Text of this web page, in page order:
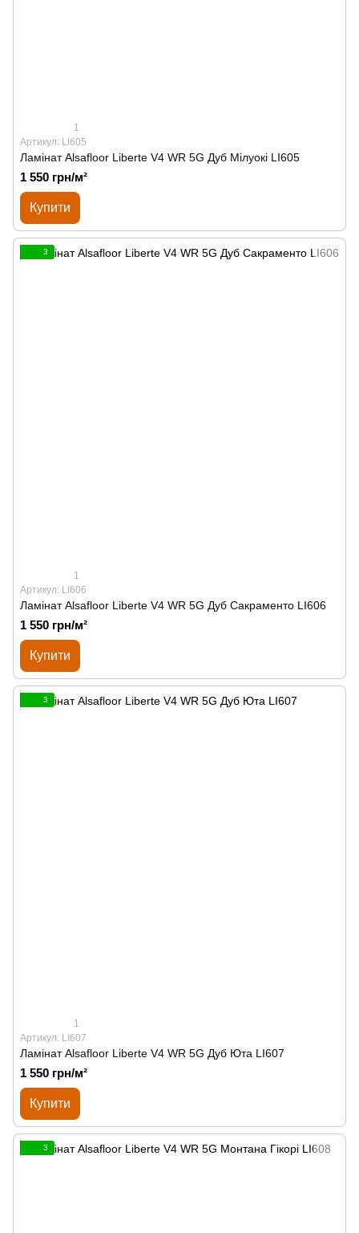
1
Артикул: LI605
Ламінат Alsafloor Liberte V4 WR 5G Дуб Мілуокі LI605
1 550 грн/м²
Купити
3
1
Артикул: LI606
Ламінат Alsafloor Liberte V4 WR 5G Дуб Сакраменто LI606
1 550 грн/м²
Купити
3
1
Артикул: LI607
Ламінат Alsafloor Liberte V4 WR 5G Дуб Юта LI607
1 550 грн/м²
Купити
3